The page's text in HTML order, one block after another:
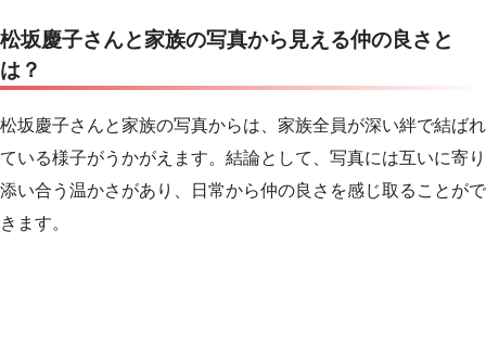
松坂慶子さんと家族の写真から見える仲の良さと
は？
松坂慶子さんと家族の写真からは、家族全員が深い絆で結ばれ
ている様子がうかがえます。結論として、写真には互いに寄り
添い合う温かさがあり、日常から仲の良さを感じ取ることがで
きます。